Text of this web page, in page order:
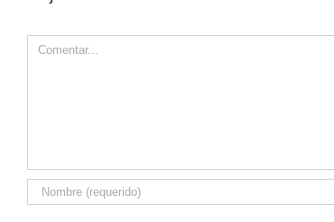
Comment